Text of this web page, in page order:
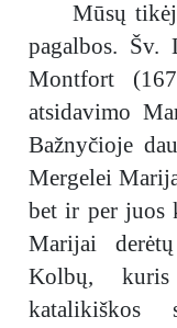
Mūsų
pagalbos.
Montfort
atsidavimo
Bažnyčioje
Mergelei
bet ir per juos
Marijai
Kolbų,